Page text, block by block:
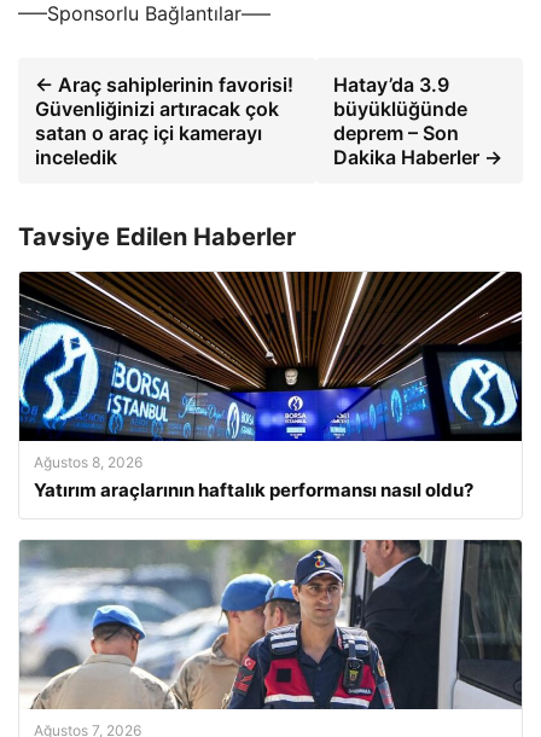
—–Sponsorlu Bağlantılar—–
← Araç sahiplerinin favorisi!
Güvenliğinizi artıracak çok
satan o araç içi kamerayı
inceledik
Hatay’da 3.9
büyüklüğünde
deprem – Son
Dakika Haberler →
Tavsiye Edilen Haberler
Ağustos 8, 2026
Yatırım araçlarının haftalık performansı nasıl oldu?
Ağustos 7, 2026